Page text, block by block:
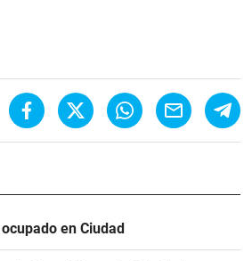
en Ciudad